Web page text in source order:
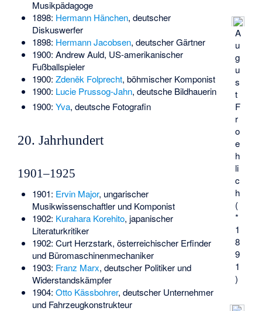
A
u
g
u
s
t
F
r
o
e
h
li
c
h
(
*
1
8
9
1
)
Musikpädagoge
1898: Hermann Hänchen, deutscher
Diskuswerfer
1898: Hermann Jacobsen, deutscher Gärtner
1900: Andrew Auld, US-amerikanischer
Fußballspieler
1900: Zdeněk Folprecht, böhmischer Komponist
1900: Lucie Prussog-Jahn, deutsche Bildhauerin
1900: Yva, deutsche Fotografin
20. Jahrhundert
1901–1925
1901: Ervin Major, ungarischer
Musikwissenschaftler und Komponist
1902: Kurahara Korehito, japanischer
Literaturkritiker
1902: Curt Herzstark, österreichischer Erfinder
und Büromaschinenmechaniker
1903: Franz Marx, deutscher Politiker und
Widerstandskämpfer
1904: Otto Kässbohrer, deutscher Unternehmer
und Fahrzeugkonstrukteur